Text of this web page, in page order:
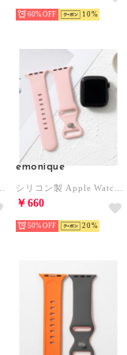
60% 10
emonique
￥660
50% 20